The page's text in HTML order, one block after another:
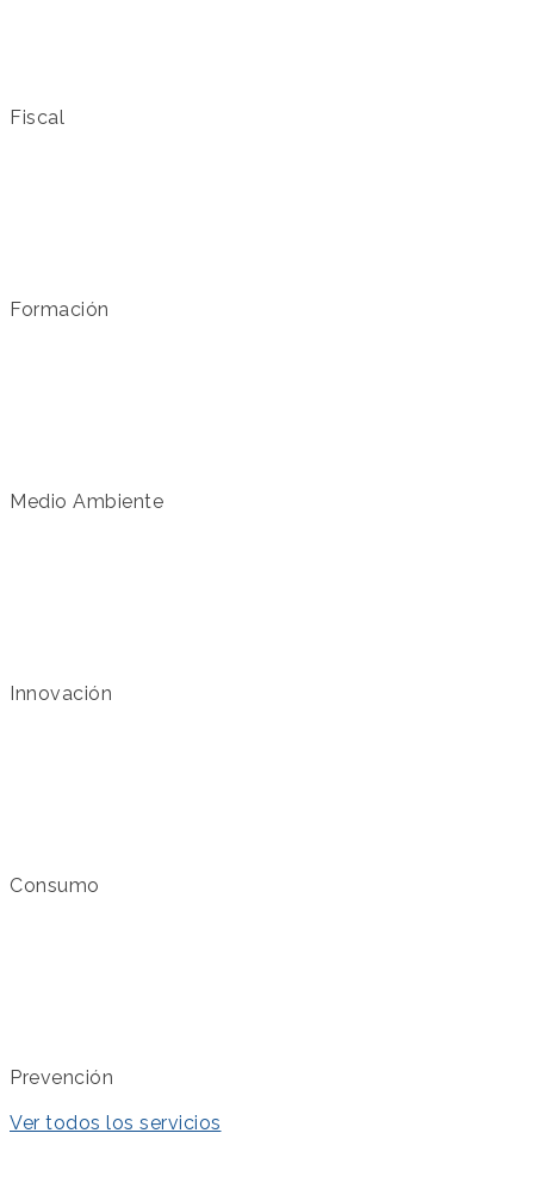
Fiscal
Formación
Medio Ambiente
Innovación
Consumo
Prevención
Ver todos los servicios